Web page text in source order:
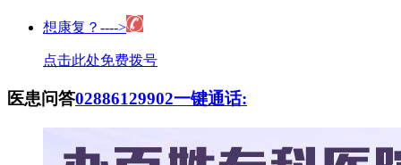
想康复？---->
点击此处免费拨号
医患问答02886129902一键通话: